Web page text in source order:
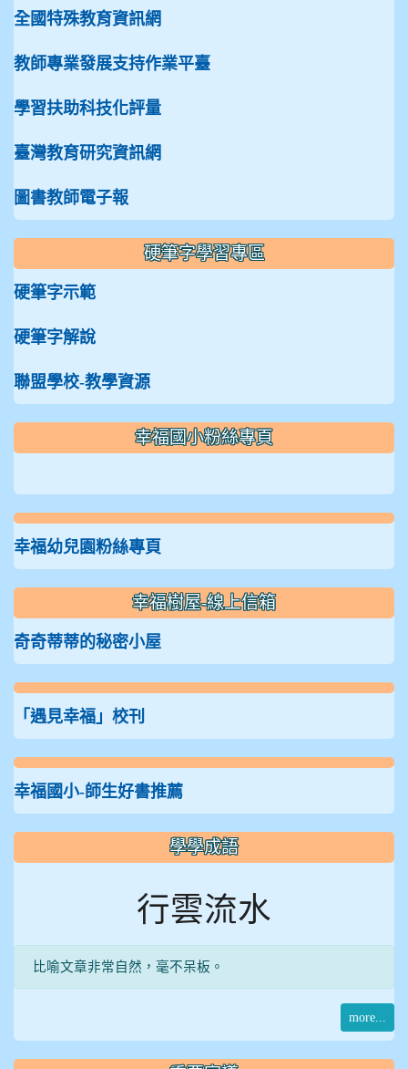
全國特殊教育資訊網
教師專業發展支持作業平臺
學習扶助科技化評量
臺灣教育研究資訊網
圖書教師電子報
硬筆字學習專區
硬筆字示範
硬筆字解說
聯盟學校-教學資源
::: 幸福國小粉絲專頁
幸福幼兒園粉絲專頁
幸福樹屋-線上信箱
奇奇蒂蒂的秘密小屋
「遇見幸福」校刊
幸福國小-師生好書推薦
學學成語
行雲流水
比喻文章非常自然，毫不呆板。
more...